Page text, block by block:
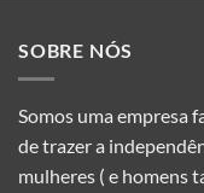
SOBRE NÓS
Somos uma empresa
de trazer a
mulheres ( e homens